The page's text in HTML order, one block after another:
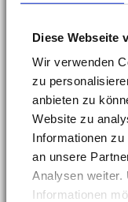
Diese Webseite
Wir verwenden
zu
anbieten zu
Website zu
Informationen
an unsere
Analysen weiter.
Informationen
Oliver Schött
und
herrscht
Atmosphäre.
und stets um